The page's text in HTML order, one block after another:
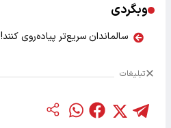
وبگردی
سالماندان سریع‌تر پیاده‌روی کنند!
تبلیغات